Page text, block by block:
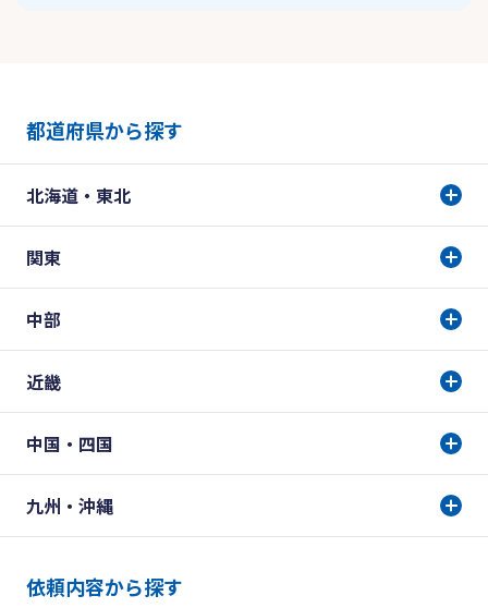
都道府県から探す
北海道・東北
関東
中部
近畿
中国・四国
九州・沖縄
依頼内容から探す